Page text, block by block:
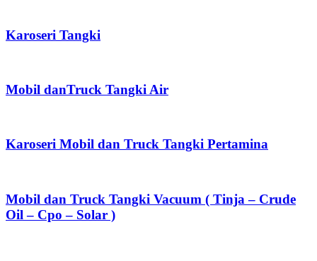
Karoseri Tangki
Mobil danTruck Tangki Air
Karoseri Mobil dan Truck Tangki Pertamina
Mobil dan Truck Tangki Vacuum ( Tinja – Crude
Oil – Cpo – Solar )